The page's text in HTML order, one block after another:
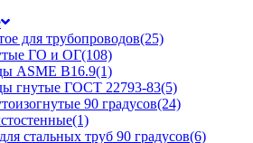
для трубопроводов(25)
ГО и ОГ(108)
ASME B16.9(1)
гнутые ГОСТ 22793-83(5)
90 градусов(24)
(1)
стальных труб 90 градусов(6)